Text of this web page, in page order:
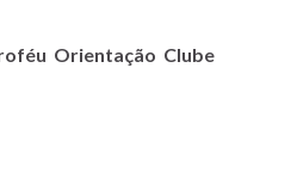
Orientação Clube